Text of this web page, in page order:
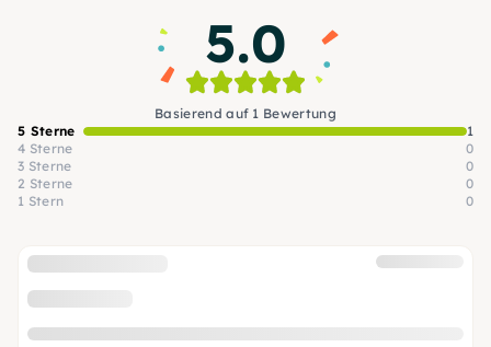
5.0
Basierend auf 1 Bewertung
5 Sterne
1
4 Sterne
0
3 Sterne
0
2 Sterne
0
1 Stern
0